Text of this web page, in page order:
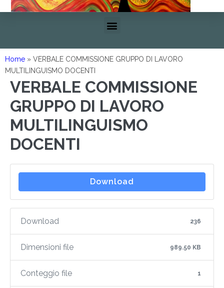
Home » VERBALE COMMISSIONE GRUPPO DI LAVORO
MULTILINGUISMO DOCENTI
VERBALE COMMISSIONE
GRUPPO DI LAVORO
MULTILINGUISMO
DOCENTI
Download
Download 236
Dimensioni file 989.50 KB
Conteggio file 1